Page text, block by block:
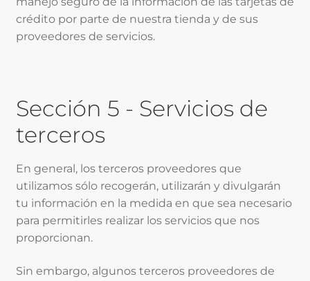
crédito por parte de nuestra tienda y de sus
proveedores de servicios.
Sección 5 - Servicios de
terceros
En general, los terceros proveedores que
utilizamos sólo recogerán, utilizarán y divulgarán
tu información en la medida en que sea necesario
para permitirles realizar los servicios que nos
proporcionan.
Sin embargo, algunos terceros proveedores de